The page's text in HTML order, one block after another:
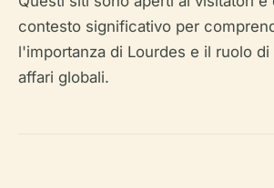
contesto significativo per
l'importanza di Lourdes e il ruolo di
affari globali.